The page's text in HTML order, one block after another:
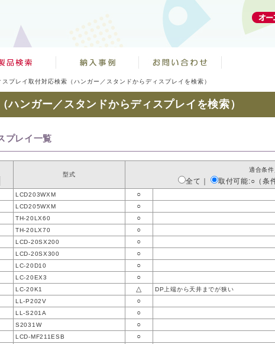
スプレイ取付対応検索（ハンガー／スタンドからディスプレイを検索）
ハンガー／スタンドからディスプレイを検索）
プレイ一覧
型式
適合条
全て ｜ 取付可能:○（条
LCD203WXM ○
LCD205WXM ○
TH-20LX60 ○
TH-20LX70 ○
LCD-20SX200 ○
LCD-20SX300 ○
LC-20D10 ○
LC-20EX3 ○
LC-20K1 △
DP上端から天井までが狭い
LL-P202V ○
LL-S201A ○
S2031W ○
LCD-MF211ESB ○